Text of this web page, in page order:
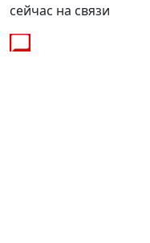
сейчас на связи